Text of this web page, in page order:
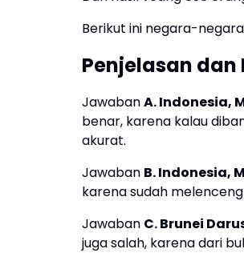
Berikut ini negara-
Penjelasan
JawabanA. Indonesia,
benar, karena kalau
akurat.
Jawaban B. Indonesia,
karena sudah
Jawaban C. Brunei
juga salah, karena dari